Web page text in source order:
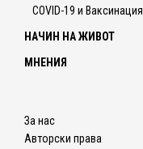
COVID-19 и Ваксинация
НАЧИН НА ЖИВОТ
МНЕНИЯ
За нас
Авторски права